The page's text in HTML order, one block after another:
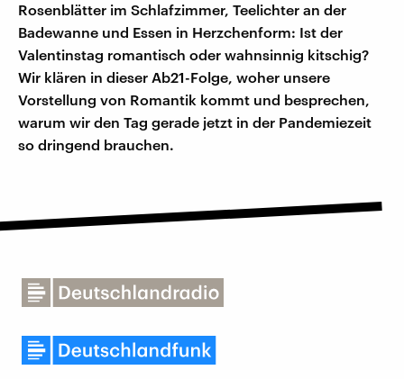
Rosenblätter im Schlafzimmer, Teelichter an der
Badewanne und Essen in Herzchenform: Ist der
Valentinstag romantisch oder wahnsinnig kitschig?
Wir klären in dieser Ab21-Folge, woher unsere
Vorstellung von Romantik kommt und besprechen,
warum wir den Tag gerade jetzt in der Pandemiezeit
so dringend brauchen.